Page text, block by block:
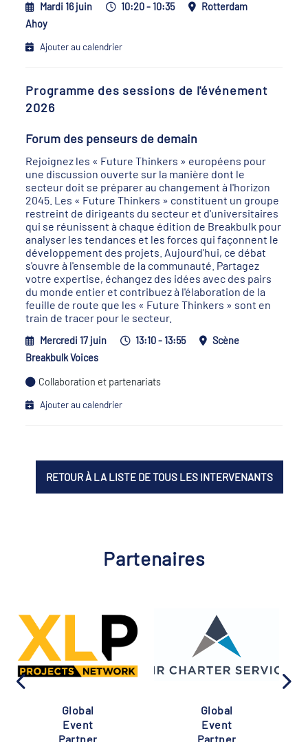
Mardi 16 juin 10:20 - 10:35
Rotterdam
Ahoy
Ajouter au calendrier
Programme des sessions de l'événement
2026
Forum des penseurs de demain
Rejoignez les « Future Thinkers » européens pour
une discussion ouverte sur la manière dont le
secteur doit se préparer au changement à l'horizon
2045. Les « Future Thinkers » constituent un groupe
restreint de dirigeants du secteur et d'universitaires
qui se réunissent à chaque édition de Breakbulk pour
analyser les tendances et les forces qui façonnent le
développement des projets. Aujourd'hui, ce débat
s'ouvre à l'ensemble de la communauté. Partagez
votre expertise, échangez des idées avec des pairs
du monde entier et contribuez à l'élaboration de la
feuille de route que les « Future Thinkers » sont en
train de tracer pour le secteur.
Mercredi 17 juin 13:10 - 13:55
Scène
Breakbulk Voices
Collaboration et partenariats
Ajouter au calendrier
RETOUR À LA LISTE DE TOUS LES INTERVENANTS
Partenaires
Global
Event
Partner
Global
Event
Partner